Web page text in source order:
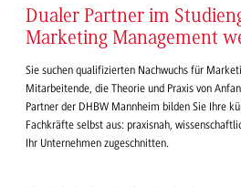
Dualer Partner im
Marketing Management
Sie suchen qualifizierten Nachwuchs für
Mitarbeitende, die Theorie und Praxis von
Partner der DHBW Mannheim bilden Sie Ihre
Fachkräfte selbst aus: praxisnah,
Ihr Unternehmen zugeschnitten.